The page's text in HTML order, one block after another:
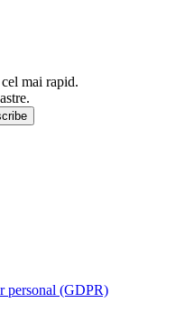
mai rapid.
personal (GDPR)